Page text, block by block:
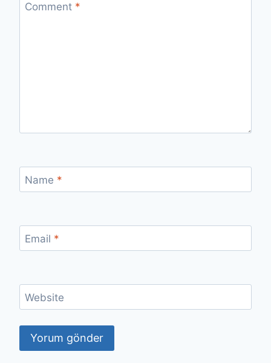
Comment *
Name *
Email *
Website